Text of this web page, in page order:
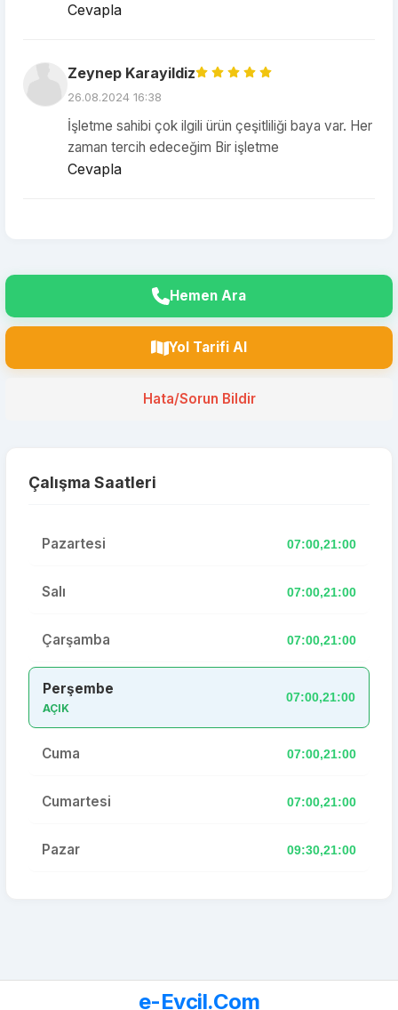
Cevapla
Zeynep Karayildiz
26.08.2024 16:38
İşletme sahibi çok ilgili ürün çeşitliliği baya var. Her
zaman tercih edeceğim Bir işletme
Cevapla
Hemen Ara
Yol Tarifi Al
Hata/Sorun Bildir
Çalışma Saatleri
Pazartesi 07:00,21:00
Salı 07:00,21:00
Çarşamba 07:00,21:00
Perşembe
AÇIK
07:00,21:00
Cuma 07:00,21:00
Cumartesi 07:00,21:00
Pazar 09:30,21:00
e-Evcil.Com